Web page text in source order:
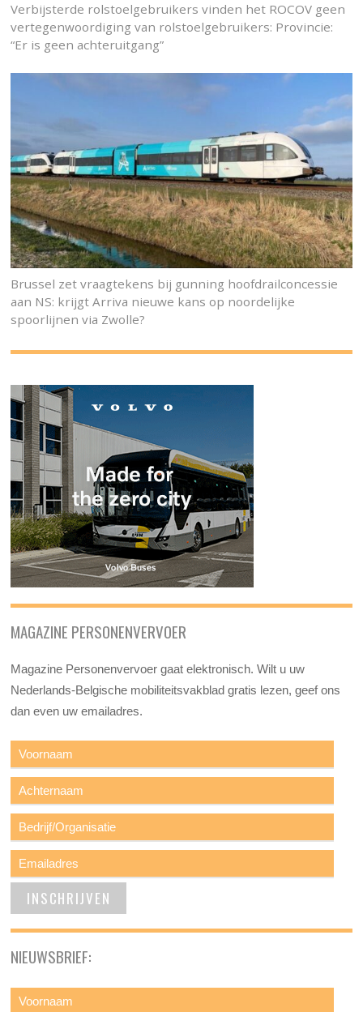
Verbijsterde rolstoelgebruikers vinden het ROCOV geen
vertegenwoordiging van rolstoelgebruikers: Provincie:
“Er is geen achteruitgang”
Brussel zet vraagtekens bij gunning hoofdrailconcessie
aan NS: krijgt Arriva nieuwe kans op noordelijke
spoorlijnen via Zwolle?
MAGAZINE PERSONENVERVOER
Magazine Personenvervoer gaat elektronisch. Wilt u uw
Nederlands-Belgische mobiliteitsvakblad gratis lezen, geef ons
dan even uw emailadres.
NIEUWSBRIEF: